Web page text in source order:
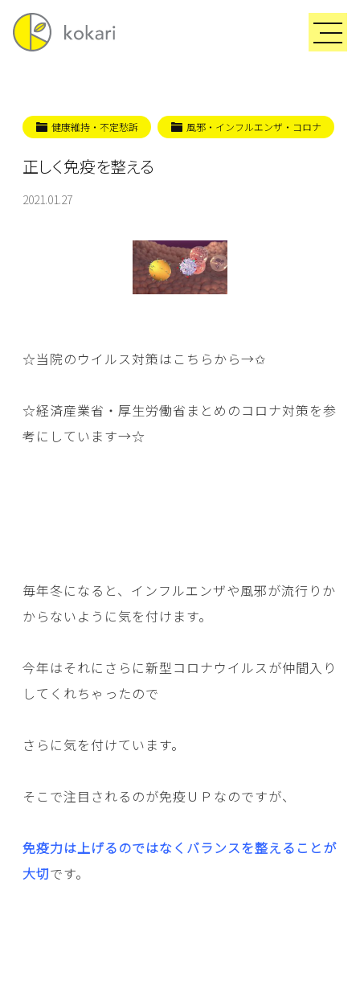
健康維持・不定愁訴 風邪・インフルエンザ・コロナ
正しく免疫を整える
2021.01.27
☆当院のウイルス対策はこちらから→✩
☆経済産業省・厚生労働省まとめのコロナ対策を参
考にしています→☆
毎年冬になると、インフルエンザや風邪が流行りか
からないように気を付けます。
今年はそれにさらに新型コロナウイルスが仲間入り
してくれちゃったので
さらに気を付けています。
そこで注目されるのが免疫ＵＰなのですが、
免疫力は上げるのではなくバランスを整えることが
大切です。